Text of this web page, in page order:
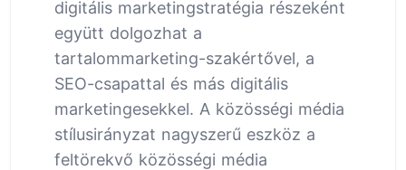
digitális marketingstratégia részeként
együtt dolgozhat a
tartalommarketing-szakértővel, a
SEO-csapattal és más digitális
marketingesekkel. A közösségi média
stílusirányzat nagyszerű eszköz a
feltörekvő közösségi média